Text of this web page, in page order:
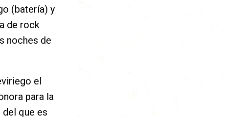
(batería) y
de rock
noches de
el
para la
que es